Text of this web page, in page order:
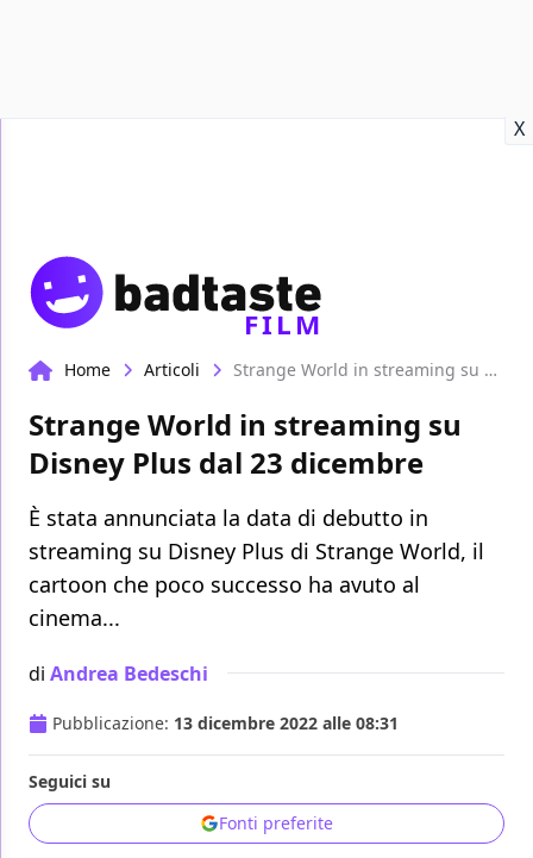
X
FILM
Home Articoli Strange World in streaming su Disney Plus dal 23 dicembre
Strange World in streaming su
Disney Plus dal 23 dicembre
È stata annunciata la data di debutto in
streaming su Disney Plus di Strange World, il
cartoon che poco successo ha avuto al
cinema...
di Andrea Bedeschi
Pubblicazione: 13 dicembre 2022 alle 08:31
Seguici su
Fonti preferite